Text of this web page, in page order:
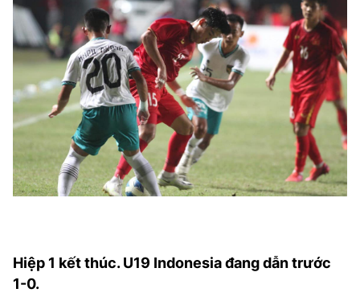
Hiệp 1 kết thúc. U19 Indonesia đang dẫn trước
1-0.